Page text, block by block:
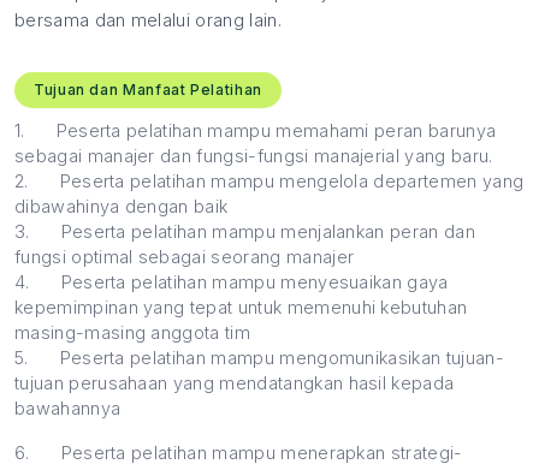
bersama dan melalui orang lain.
Tujuan dan Manfaat Pelatihan
1.
Peserta pelatihan mampu memahami peran barunya
sebagai manajer dan fungsi-fungsi manajerial yang baru.
2.
Peserta pelatihan mampu mengelola departemen yang
dibawahinya dengan baik
3.
Peserta pelatihan mampu menjalankan peran dan
fungsi optimal sebagai seorang manajer
4.
Peserta pelatihan mampu menyesuaikan gaya
kepemimpinan yang tepat untuk memenuhi kebutuhan
masing-masing anggota tim
5.
Peserta pelatihan mampu mengomunikasikan tujuan-
tujuan perusahaan yang mendatangkan hasil kepada
bawahannya
6.
Peserta pelatihan mampu menerapkan strategi-